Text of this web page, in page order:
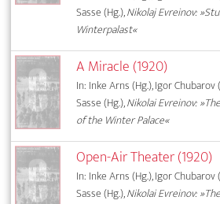
Sasse (Hg.),Nikolaj Evreinov:
Winterpalast«
A Miracle (1920)
In: Inke Arns (Hg.), Igor Chubarov
Sasse (Hg.),Nikolai Evreinov:
of the Winter Palace«
Open-Air Theater (1920)
In: Inke Arns (Hg.), Igor Chubarov
Sasse (Hg.),Nikolai Evreinov: